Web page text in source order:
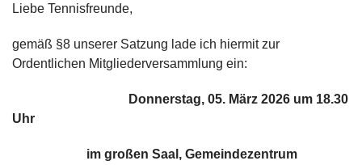
Liebe Tennisfreunde,
gemäß §8 unserer Satzung lade ich hiermit zur
Ordentlichen Mitgliederversammlung ein:
Donnerstag, 05. März 2026 um 18.30
Uhr
im großen Saal, Gemeindezentrum